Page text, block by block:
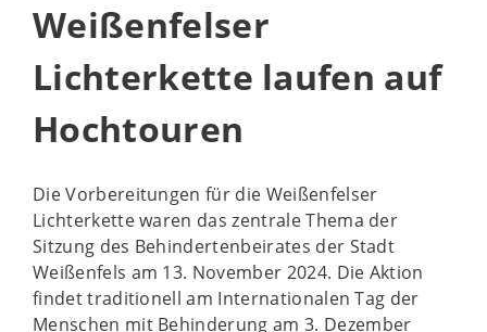
Weißenfelser
Lichterkette laufen auf
Hochtouren
Die Vorbereitungen für die Weißenfelser
Lichterkette waren das zentrale Thema der
Sitzung des Behindertenbeirates der Stadt
Weißenfels am 13. November 2024. Die Aktion
findet traditionell am Internationalen Tag der
Menschen mit Behinderung am 3. Dezember